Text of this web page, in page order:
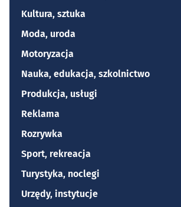
Kultura, sztuka
Moda, uroda
Motoryzacja
Nauka, edukacja, szkolnictwo
Produkcja, usługi
Reklama
Rozrywka
Sport, rekreacja
Turystyka, noclegi
Urzędy, instytucje